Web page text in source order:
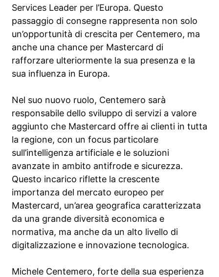
Services Leader per l’Europa. Questo
passaggio di consegne rappresenta non solo
un’opportunità di crescita per Centemero, ma
anche una chance per Mastercard di
rafforzare ulteriormente la sua presenza e la
sua influenza in Europa.
Nel suo nuovo ruolo, Centemero sarà
responsabile dello sviluppo di servizi a valore
aggiunto che Mastercard offre ai clienti in tutta
la regione, con un focus particolare
sull’intelligenza artificiale e le soluzioni
avanzate in ambito antifrode e sicurezza.
Questo incarico riflette la crescente
importanza del mercato europeo per
Mastercard, un’area geografica caratterizzata
da una grande diversità economica e
normativa, ma anche da un alto livello di
digitalizzazione e innovazione tecnologica.
Michele Centemero, forte della sua esperienza